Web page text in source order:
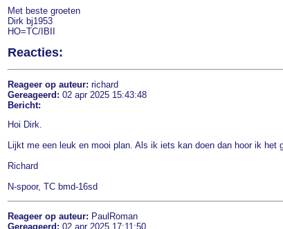
Met beste groeten
Dirk bj1953
HO=TC/IBII
Reacties:
Reageer op auteur: richard
Gereageerd: 02 apr 2025 15:43:48
Bericht:
Hoi Dirk.
Lijkt me een leuk en mooi plan. Als ik iets kan doen dan hoor ik het
Richard
N-spoor, TC bmd-16sd
Reageer op auteur: PaulRoman
Gereageerd: 02 apr 2025 17:11:50